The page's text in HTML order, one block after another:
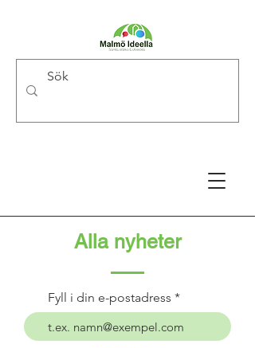
Alla nyheter
Fyll i din e-postadress